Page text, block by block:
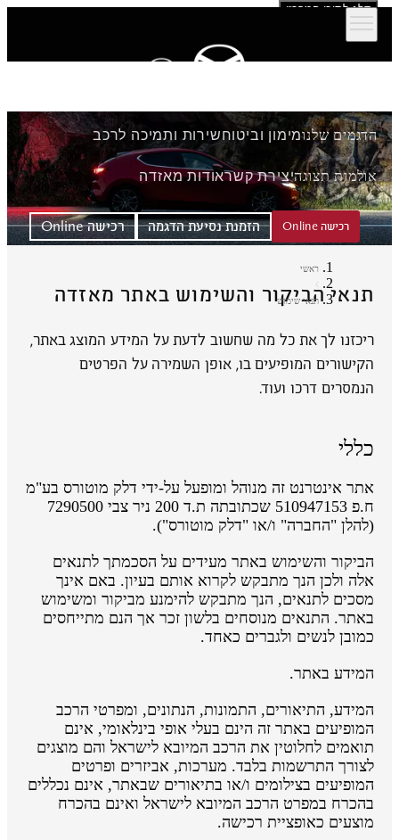
דלג לתוכן המרכזי
הדגמים שלנומימון וביטוחשירות ותמיכה לרכב
אולמות תצוגהיצירת קשראודות מאזדה
רכישה Online הזמנת נסיעת הדגמה רכישה Online
ראשי
תנאי שימוש
תנאי הביקור והשימוש באתר מאזדה
ריכזנו לך את כל מה שחשוב לדעת על המידע המוצג באתר,
הקישורים המופיעים בו, אופן השמירה על הפרטים
הנמסרים דרכו ועוד.
כללי
אתר אינטרנט זה מנוהל ומופעל על-ידי דלק מוטורס בע"מ
ח.פ 510947153 שכתובתה ת.ד 200 ניר צבי 7290500
(להלן "החברה" ו/או "דלק מוטורס").
הביקור והשימוש באתר מעידים על הסכמתך לתנאים
אלה ולכן הנך מתבקש לקרוא אותם בעיון. באם אינך
מסכים לתנאים, הנך מתבקש להימנע מביקור ומשימוש
באתר. התנאים מנוסחים בלשון זכר אך הנם מתייחסים
כמובן לנשים ולגברים כאחד.
המידע באתר.
המידע, התיאורים, התמונות, הנתונים, ומפרטי הרכב
המופיעים באתר זה הינם בעלי אופי בינלאומי, אינם
תואמים לחלוטין את הרכב המיובא לישראל והם מוצגים
לצורך התרשמות בלבד. מערכות, אביזרים ופרטים
המופיעים בצילומים ו/או בתיאורים שבאתר, אינם נכללים
בהכרח במפרט הרכב המיובא לישראל ואינם בהכרח
מוצעים כאופציית רכישה.